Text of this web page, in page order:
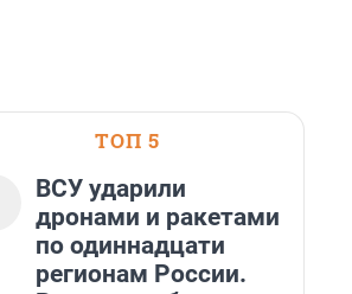
ТОП 5
ВСУ ударили
дронами и ракетами
по одиннадцати
регионам России.